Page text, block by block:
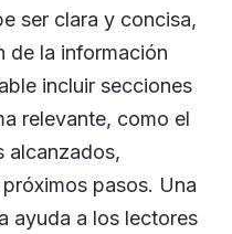
ser clara y concisa,
de la información
incluir secciones
relevante, como el
alcanzados,
pasos. Una
ayuda a los lectores